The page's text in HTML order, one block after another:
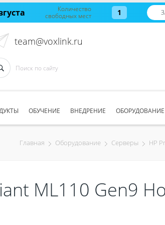
Количество
свободных мест
1
team@voxlink.ru
ОБУЧЕНИЕ ВНЕДРЕНИЕ ОБОРУДОВАНИЕ
Главная Оборудование Серверы HP
ML110 Gen9